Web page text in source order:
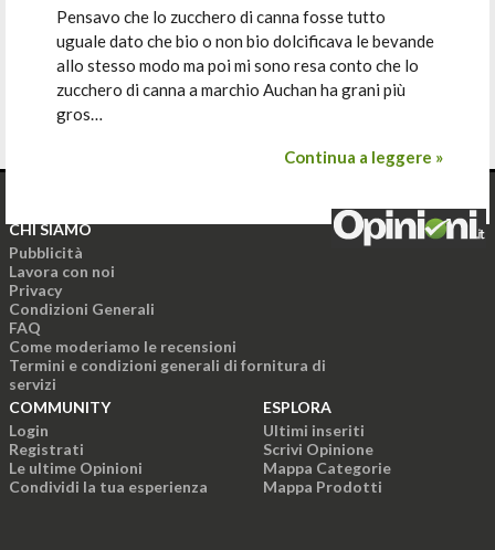
Pensavo che lo zucchero di canna fosse tutto
uguale dato che bio o non bio dolcificava le bevande
allo stesso modo ma poi mi sono resa conto che lo
zucchero di canna a marchio Auchan ha grani più
gros…
Continua a leggere »
CHI SIAMO
Pubblicità
Lavora con noi
Privacy
Condizioni Generali
FAQ
Come moderiamo le recensioni
Termini e condizioni generali di fornitura di
servizi
COMMUNITY
Login
Registrati
Le ultime Opinioni
Condividi la tua esperienza
ESPLORA
Ultimi inseriti
Scrivi Opinione
Mappa Categorie
Mappa Prodotti